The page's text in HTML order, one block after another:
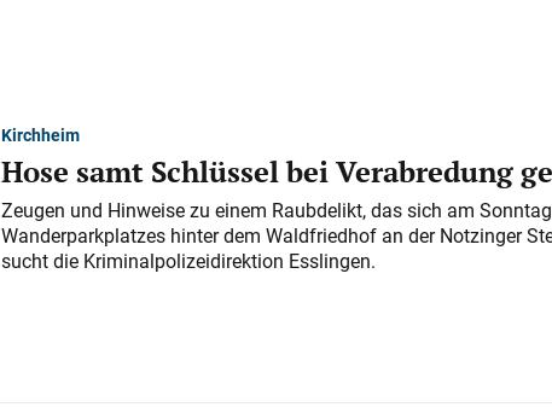
Kirchheim
Hose samt Schlüssel bei Verabredung
Zeugen und Hinweise zu einem Raubdelikt, das sich am
Wanderparkplatzes hinter dem Waldfriedhof an der Notzinger
sucht die Kriminalpolizeidirektion Esslingen.